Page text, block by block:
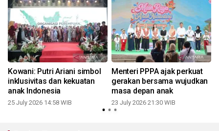
Kowani: Putri Ariani simbol
inklusivitas dan kekuatan
anak Indonesia
25 July 2026 14:58 WIB
Menteri PPPA ajak perkuat
gerakan bersama wujudkan
masa depan anak
23 July 2026 21:30 WIB